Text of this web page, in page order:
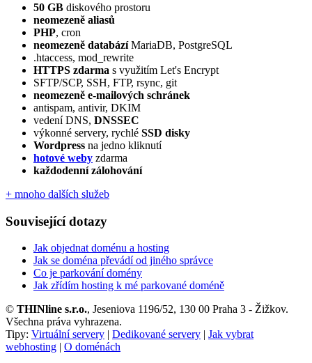
50 GB diskového prostoru
neomezeně aliasů
PHP, cron
neomezeně databázíMariaDB, PostgreSQL
.htaccess, mod_rewrite
HTTPS zdarma s využitím Let's Encrypt
SFTP/SCP, SSH, FTP, rsync, git
neomezeně e‑mailových schránek
antispam, antivir, DKIM
vedení DNS, DNSSEC
výkonné servery, rychlé SSD disky
Wordpress na jedno kliknutí
hotové weby zdarma
každodenní zálohování
+ mnoho dalších služeb
Související dotazy
Jak objednat doménu a hosting
Jak se doména převádí od jiného správce
Co je parkování domény
Jak zřídím hosting k mé parkované doméně
© THINline s.r.o., Jeseniova 1196/52, 130 00 Praha 3 - Žižkov.
Všechna práva vyhrazena.
Tipy: Virtuální servery | Dedikované servery | Jak vybrat
webhosting | O doménách